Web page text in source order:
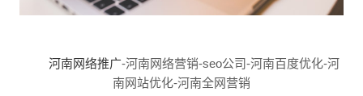
河南网络推广-河南网络营销-seo公司-河南百度优化-河
南网站优化-河南全网营销